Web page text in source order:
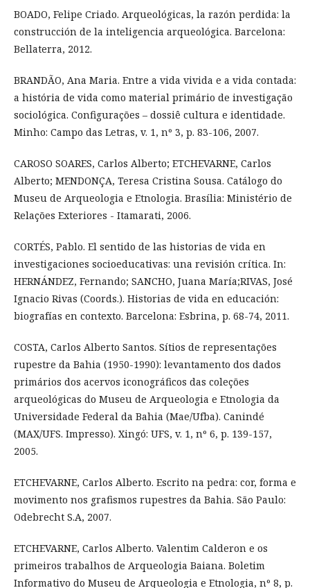
BOADO, Felipe Criado. Arqueológicas, la razón perdida: la
construcción de la inteligencia arqueológica. Barcelona:
Bellaterra, 2012.
BRANDÃO, Ana Maria. Entre a vida vivida e a vida contada:
a história de vida como material primário de investigação
sociológica. Configurações – dossiê cultura e identidade.
Minho: Campo das Letras, v. 1, nº 3, p. 83-106, 2007.
CAROSO SOARES, Carlos Alberto; ETCHEVARNE, Carlos
Alberto; MENDONÇA, Teresa Cristina Sousa. Catálogo do
Museu de Arqueologia e Etnologia. Brasília: Ministério de
Relações Exteriores - Itamarati, 2006.
CORTÉS, Pablo. El sentido de las historias de vida en
investigaciones socioeducativas: una revisión crítica. In:
HERNÁNDEZ, Fernando; SANCHO, Juana María;RIVAS, José
Ignacio Rivas (Coords.). Historias de vida en educación:
biografías en contexto. Barcelona: Esbrina, p. 68-74, 2011.
COSTA, Carlos Alberto Santos. Sítios de representações
rupestre da Bahia (1950-1990): levantamento dos dados
primários dos acervos iconográficos das coleções
arqueológicas do Museu de Arqueologia e Etnologia da
Universidade Federal da Bahia (Mae/Ufba). Canindé
(MAX/UFS. Impresso). Xingó: UFS, v. 1, nº 6, p. 139-157,
2005.
ETCHEVARNE, Carlos Alberto. Escrito na pedra: cor, forma e
movimento nos grafismos rupestres da Bahia. São Paulo:
Odebrecht S.A, 2007.
ETCHEVARNE, Carlos Alberto. Valentim Calderon e os
primeiros trabalhos de Arqueologia Baiana. Boletim
Informativo do Museu de Arqueologia e Etnologia, nº 8, p.